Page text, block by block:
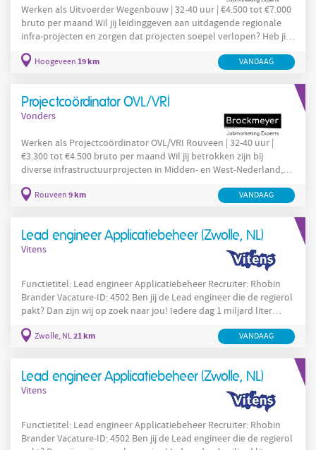
Werken als Uitvoerder Wegenbouw | 32-40 uur | €4.500 tot €7.000
bruto per maand Wil jij leidinggeven aan uitdagende regionale
infra-projecten en zorgen dat projecten soepel verlopen? Heb jij
een nieuwe stap in je carrière? Solliciteer dan via VONDERS op
en infrastructuur. Ze werken aan
Hoogeveen 19 km VANDAAG
Projectcoördinator OVL/VRI
Vonders
Werken als Projectcoördinator OVL/VRI Rouveen | 32-40 uur |
€3.300 tot €4.500 bruto per maand Wil jij betrokken zijn bij
diverse infrastructuurprojecten in Midden- en West-Nederland,
verlichting? Heb jij ervaring in projectcoördinatie binnen de
VONDERS op deze vacature Projectcoördinator
Rouveen 9 km VANDAAG
Lead engineer Applicatiebeheer (Zwolle, NL)
Vitens
Functietitel: Lead engineer Applicatiebeheer Recruiter: Rhobin
Brander Vacature-ID: 4502 Ben jij de Lead engineer die de regierol
pakt? Dan zijn wij op zoek naar jou! Iedere dag 1 miljard liter
uitdaging van formaat. Vooral als je dat duurzaam wil doen, met
duurzaam te
Zwolle, NL21 km VANDAAG
Lead engineer Applicatiebeheer (Zwolle, NL)
Vitens
Functietitel: Lead engineer Applicatiebeheer Recruiter: Rhobin
Brander Vacature-ID: 4502 Ben jij de Lead engineer die de regierol